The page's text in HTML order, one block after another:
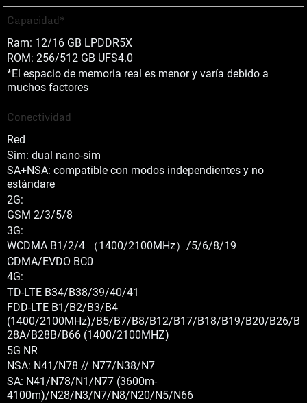
Capacidad*
Ram: 12/16 GB LPDDR5X
ROM: 256/512 GB UFS4.0
*El espacio de memoria real es menor y varía debido a
muchos factores
Conectividad
Red
Sim: dual nano-sim
SA+NSA: compatible con modos independientes y no
estándare
2G:
GSM 2/3/5/8
3G:
WCDMA B1/2/4 （1400/2100MHz）/5/6/8/19
CDMA/EVDO BC0
4G:
TD-LTE B34/B38/39/40/41
FDD-LTE B1/B2/B3/B4
(1400/2100MHz)/B5/B7/B8/B12/B17/B18/B19/B20/B26/B
28A/B28B/B66 (1400/2100MHZ)
5G NR
NSA: N41/N78 // N77/N38/N7
SA: N41/N78/N1/N77 (3600m-
4100m)/N28/N3/N7/N8/N20/N5/N66